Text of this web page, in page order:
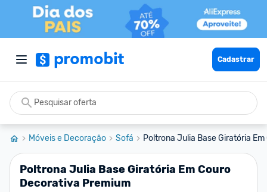
Cadastrar
Móveis e Decoração Sofá Poltrona Julia Base Giratória
Poltrona Julia Base Giratória Em Couro
Decorativa Premium